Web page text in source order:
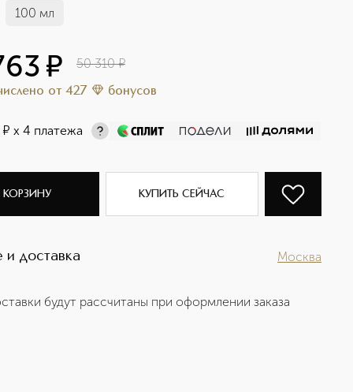
100 мл
¤ 50 310 ¤
от 427 бонусов
¤ х 4 платежа
КОРЗИНУ КУПИТЬ СЕЙЧАС
и доставка Москва
будут рассчитаны при оформлении заказа